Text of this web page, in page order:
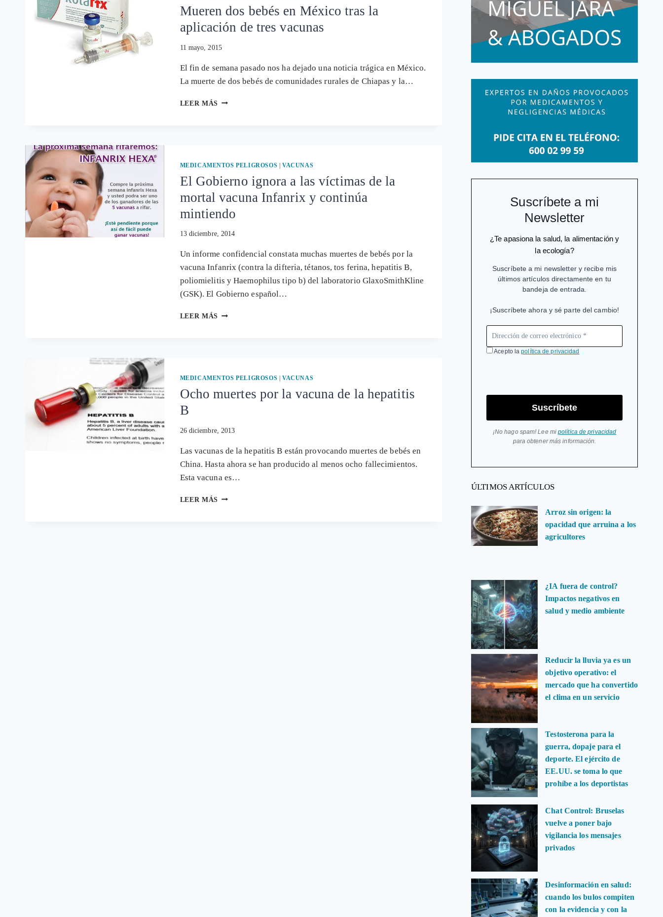
Mueren dos bebés en México tras la
aplicación de tres vacunas
11 mayo, 2015
El fin de semana pasado nos ha dejado una noticia trágica en México.
La muerte de dos bebés de comunidades rurales de Chiapas y la…
LEER MÁS MUEREN
LA
DE
TRES
VACUNAS
MEDICAMENTOS PELIGROSOS |VACUNAS
El Gobierno ignora a las víctimas de la
mortal vacuna Infanrix y continúa
mintiendo
13 diciembre, 2014
Un informe confidencial constata muchas muertes de bebés por la
vacuna Infanrix (contra la difteria, tétanos, tos ferina, hepatitis B,
poliomielitis y Haemophilus tipo b) del laboratorio GlaxoSmithKline
(GSK). El Gobierno español…
LEER MÁS EL
DE
MORTAL
Y
MINTIENDO
MEDICAMENTOS PELIGROSOS |VACUNAS
Ocho muertes por la vacuna de la hepatitis
B
26 diciembre, 2013
Las vacunas de la hepatitis B están provocando muertes de bebés en
China. Hasta ahora se han producido al menos ocho fallecimientos.
Esta vacuna es…
LEER MÁS OCHO
Suscríbete a mi
Newsletter
¿Te apasiona la salud, la alimentación y
la ecología?
Suscríbete a mi newsletter y recibe mis
últimos artículos directamente en tu
bandeja de entrada.
¡Suscríbete ahora y sé parte del cambio!
Acepto lapolítica de privacidad
Suscríbete
¡No hago spam! Lee mipolítica de privacidad
para obtener más información.
ÚLTIMOS ARTÍCULOS
Arroz sin origen: la
opacidad que arruina a los
agricultores
¿IA fuera de control?
Impactos negativos en
salud y medio ambiente
Reducir la lluvia ya es un
objetivo operativo: el
mercado que ha convertido
el clima en un servicio
Testosterona para la
guerra, dopaje para el
deporte. El ejército de
EE.UU. se toma lo que
prohíbe a los deportistas
Chat Control: Bruselas
vuelve a poner bajo
vigilancia los mensajes
privados
Desinformación en salud:
cuando los bulos compiten
con la evidencia y con la